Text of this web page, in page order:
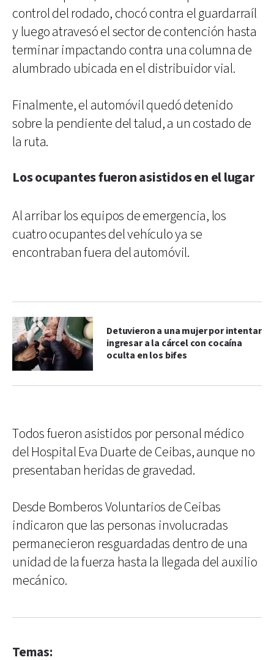
control del rodado, chocó contra el guardarraíl
y luego atravesó el sector de contención hasta
terminar impactando contra una columna de
alumbrado ubicada en el distribuidor vial.
Finalmente, el automóvil quedó detenido
sobre la pendiente del talud, a un costado de
la ruta.
Los ocupantes fueron asistidos en el lugar
Al arribar los equipos de emergencia, los
cuatro ocupantes del vehículo ya se
encontraban fuera del automóvil.
Detuvieron a una mujer por intentar
ingresar a la cárcel con cocaína
oculta en los bifes
Todos fueron asistidos por personal médico
del Hospital Eva Duarte de Ceibas, aunque no
presentaban heridas de gravedad.
Desde Bomberos Voluntarios de Ceibas
indicaron que las personas involucradas
permanecieron resguardadas dentro de una
unidad de la fuerza hasta la llegada del auxilio
mecánico.
Temas: